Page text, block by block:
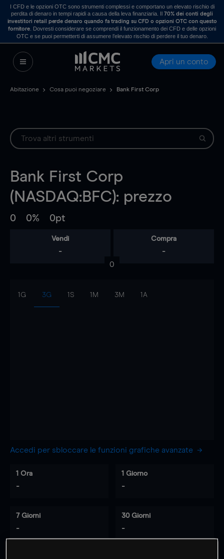
I CFD e le opzioni OTC sono strumenti complessi e comportano un elevato rischio di
perdita di denaro in tempi rapidi a causa della leva finanziaria. Il70% dei conti degli
investitori retail perde denaro quando fa trading su CFD o opzioni OTC con questo
fornitore . Dovresti considerare se comprendi il funzionamento dei CFD e delle opzioni
OTC e se puoi permetterti di assumere l’elevato rischio di perdere il tuo denaro.
Apri un conto
Abitazione Cosa puoi negoziare Bank First Corp
Bank First Corp
(NASDAQ:BFC): prezzo
0 0% 0pt
Vendi
-
Compra
-
0
1G 3G 1S 1M 3M 1A
Accedi per sbloccare le funzioni grafiche avanzate
1 Ora
-
1 Giorno
-
7 Giorni
-
30 Giorni
-